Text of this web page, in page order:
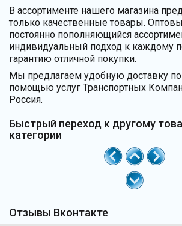
В ассортименте нашего магазина
только качественные товары.
постоянно пополняющийся
индивидуальный подход к каждому
гарантию отличной покупки.
Мы предлагаем удобную доставку
помощью услуг Транспортных
Россия.
Быстрый переход к другому
категории
Отзывы Вконтакте